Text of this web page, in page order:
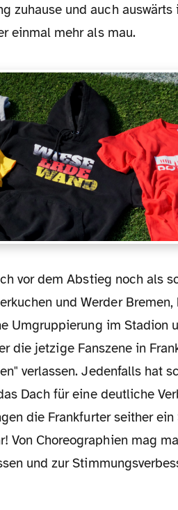
zuhause und auch
einmal mehr als mau.
und Werder
Umgruppierung im Stadion
die jetzige Fanszene in
verlassen. Jedenfalls hat
Dach für eine deutliche
die Frankfurter seither
Von Choreographien mag
und zur